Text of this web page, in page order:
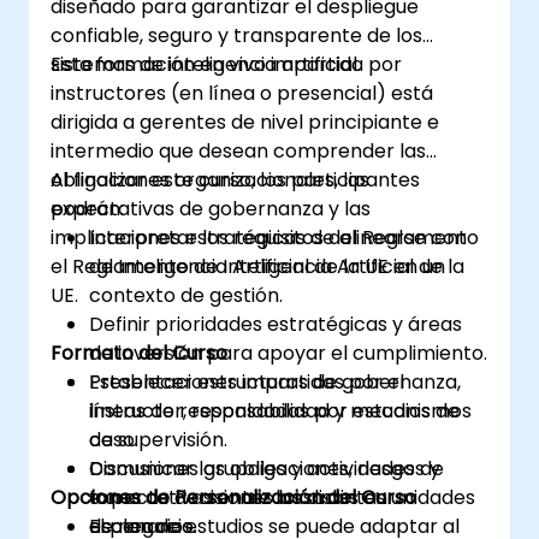
diseñado para garantizar el despliegue
confiable, seguro y transparente de los
sistemas de inteligencia artificial.
Esta formación en vivo impartida por
instructores (en línea o presencial) está
dirigida a gerentes de nivel principiante e
intermedio que desean comprender las
obligaciones organizacionales, las
expectativas de gobernanza y las
implicaciones estratégicas de alinearse con
el Reglamento de Inteligencia Artificial de la
UE.
Al finalizar este curso, los participantes
podrán:
Interpretar los requisitos del Reglamento
de Inteligencia Artificial de la UE en un
contexto de gestión.
Definir prioridades estratégicas y áreas
de inversión para apoyar el cumplimiento.
Establecer estructuras de gobernanza,
líneas de responsabilidad y mecanismos
de supervisión.
Comunicar las obligaciones, riesgos y
expectativas entre las distintas unidades
de negocio.
Formato del Curso
Presentaciones impartidas por el
instructor, respaldadas por estudios de
caso.
Discusiones grupales y actividades de
toma de decisiones basadas en
escenarios.
Opciones de Personalización del Curso
El plan de estudios se puede adaptar al